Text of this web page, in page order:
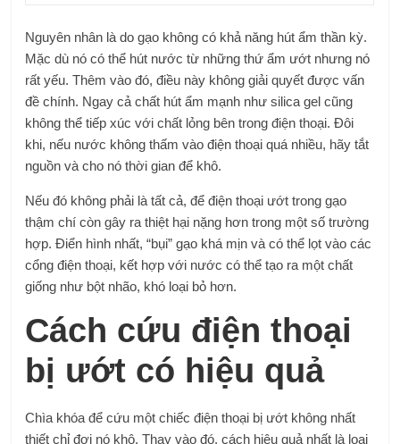
Nguyên nhân là do gạo không có khả năng hút ẩm thần kỳ.
Mặc dù nó có thể hút nước từ những thứ ẩm ướt nhưng nó
rất yếu. Thêm vào đó, điều này không giải quyết được vấn
đề chính. Ngay cả chất hút ẩm mạnh như silica gel cũng
không thể tiếp xúc với chất lỏng bên trong điện thoại. Đôi
khi, nếu nước không thấm vào điện thoại quá nhiều, hãy tắt
nguồn và cho nó thời gian để khô.
Nếu đó không phải là tất cả, để điện thoại ướt trong gạo
thậm chí còn gây ra thiệt hại nặng hơn trong một số trường
hợp. Điển hình nhất, “bụi” gạo khá mịn và có thể lọt vào các
cổng điện thoại, kết hợp với nước có thể tạo ra một chất
giống như bột nhão, khó loại bỏ hơn.
Cách cứu điện thoại
bị ướt có hiệu quả
Chìa khóa để cứu một chiếc điện thoại bị ướt không nhất
thiết chỉ đợi nó khô. Thay vào đó, cách hiệu quả nhất là loại